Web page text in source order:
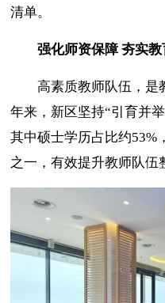
清单。
强化师资保障 夯实
高素质教师队伍，是
年来，新区坚持“引育并
其中硕士学历占比约53%
之一，有效提升教师队伍